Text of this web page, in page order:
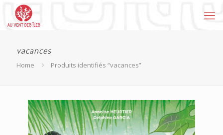
vacances
Home Produits identifiés “vacances”